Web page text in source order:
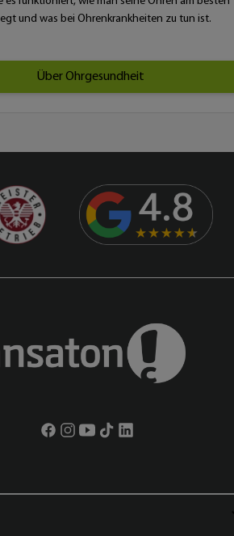
und was bei Ohrenkrankheiten zu tun ist.
Über Ohrgesundheit